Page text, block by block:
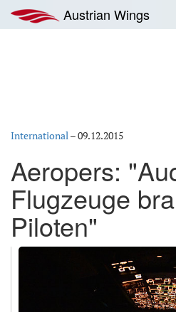
Inhalt
springen
Austrian Wings
International–09.12.2015
Aeropers:
Flugzeuge
Piloten"